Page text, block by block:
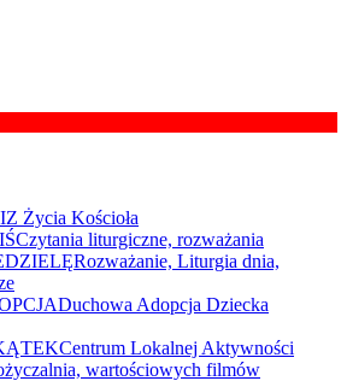
Z Życia Kościoła
Czytania liturgiczne, rozważania
Rozważanie, Liturgia dnia,
Duchowa Adopcja Dziecka
Centrum Lokalnej Aktywności
wartościowych filmów